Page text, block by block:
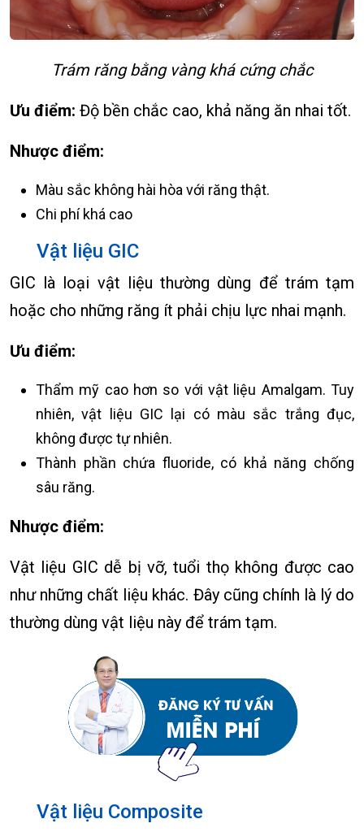
Trám răng bằng vàng khá cứng chắc
Ưu điểm: Độ bền chắc cao, khả năng ăn nhai tốt.
Nhược điểm:
Màu sắc không hài hòa với răng thật.
Chi phí khá cao
Vật liệu GIC
GIC là loại vật liệu thường dùng để trám tạm
hoặc cho những răng ít phải chịu lực nhai mạnh.
Ưu điểm:
Thẩm mỹ cao hơn so với vật liệu Amalgam. Tuy
nhiên, vật liệu GIC lại có màu sắc trắng đục,
không được tự nhiên.
Thành phần chứa fluoride, có khả năng chống
sâu răng.
Nhược điểm:
Vật liệu GIC dễ bị vỡ, tuổi thọ không được cao
như những chất liệu khác. Đây cũng chính là lý do
thường dùng vật liệu này để trám tạm.
Vật liệu Composite